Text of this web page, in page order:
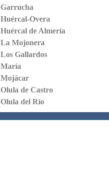
Garrucha
Huércal-Overa
Huércal de Almería
La Mojonera
Los Gallardos
María
Mojácar
Olula de Castro
Olula del Río